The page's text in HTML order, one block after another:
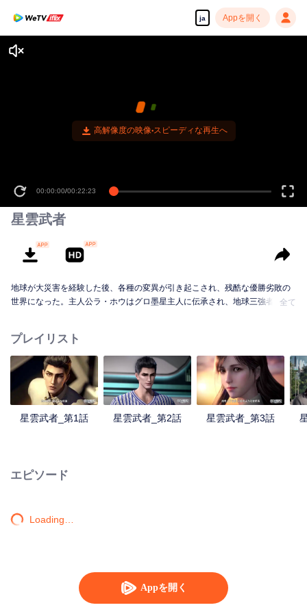
ja Appを開く
Appを開く
00:00:00/00:22:23
星雲武者
地球が大災害を経験した後、各種の変異が引き起こされ、残酷な優勝劣敗の
世界になった。主人公ラ・ホウはグロ墨星主人に伝承され、地球三強者の一
全て
プレイリスト
星雲武者_第1話 星雲武者_第2話 星雲武者_第3話
エピソード
Loading…